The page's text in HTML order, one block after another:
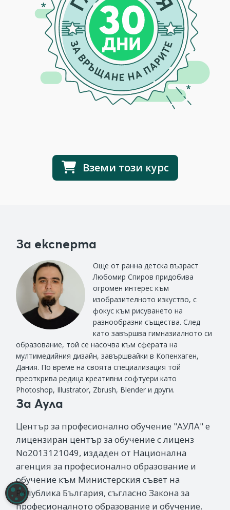
Вземи този курс
За експерта
Още от ранна детска възраст
Любомир Спиров придобива
огромен интерес към
изобразителното изкуство, с
фокус към рисуването на
разнообразни същества. След
като завършва гимназиалното си
образование, той се насочва към сферата на
мултимедийния дизайн, завършвайки в Копенхаген,
Дания. По време на своята специализация той
преоткрива редица креативни софтуери като
Photoshop, Illustrator, Zbrush, Blender и други.
За Аула
Център за професионално обучение "АУЛА" е
лицензиран център за обучение с лиценз
No2013121049, издаден от Национална
агенция за професионално образование и
обучение към Министерския съвет на
Република България, съгласно Закона за
професионалното образование и обучение.
НАСТРОЙКИ НА БИСКВИТКИТЕ